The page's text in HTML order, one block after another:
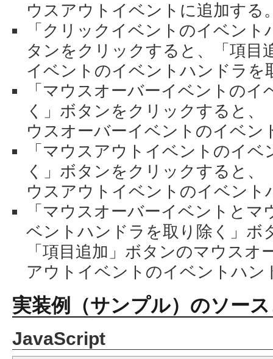
ウスアウトイベントに追加する
「クリックイベントのイベン
タンをクリックすると、「項目
イベントのイベントハンドラを
「マウスオーバーイベントの
く」ボタンをクリックすると、
ウスオーバーイベントのイベン
「マウスアウトイベントのイ
く」ボタンをクリックすると、
ウスアウトイベントのイベント
「マウスオーバーイベントと
ベントハンドラを取り除く」ボ
「項目追加」ボタンのマウス
アウトイベントのイベントハン
実装例（サンプル）のソー
JavaScript